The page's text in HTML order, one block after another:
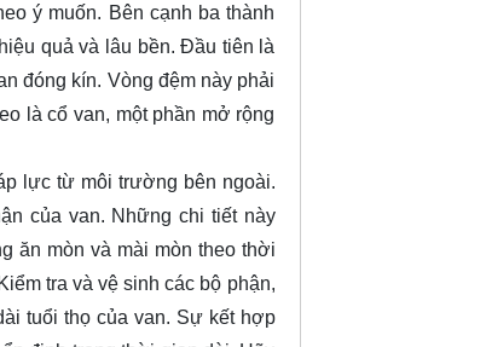
ý muốn. Bên cạnh ba thành
quả và lâu bền. Đầu tiên là
đóng kín. Vòng đệm này phải
là cổ van, một phần mở rộng
lực từ môi trường bên ngoài.
của van. Những chi tiết này
ăn mòn và mài mòn theo thời
tra và vệ sinh các bộ phận,
tuổi thọ của van. Sự kết hợp